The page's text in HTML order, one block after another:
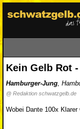
Kein Gelb Rot
Hamburger-Jung,
@ Redaktion schwatzgelb.de
Wobei Dante 100x Klarer